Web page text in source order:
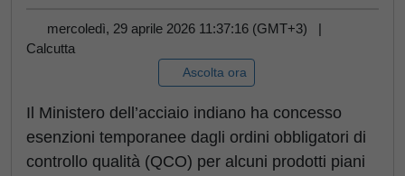
mercoledì, 29 aprile 2026 11:37:16 (GMT+3) |
Calcutta
Ascolta ora
Il Ministero dell’acciaio indiano ha concesso
esenzioni temporanee dagli ordini obbligatori di
controllo qualità (QCO) per alcuni prodotti piani